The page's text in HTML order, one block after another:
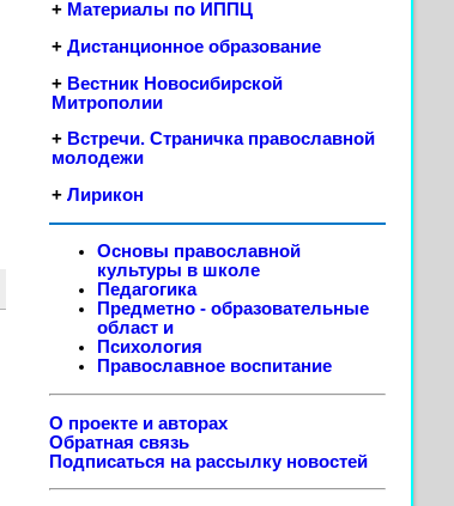
+ Материалы по ИППЦ
+ Дистанционное образование
+ Вестник Новосибирской
Митрополии
+ Встречи. Страничка православной
молодежи
+ Лирикон
Основы православной
культуры в школе
Педагогика
Предметно - образовательные
област и
Психология
Православное воспитание
О проекте и авторах
Обратная связь
Подписаться на рассылку новостей